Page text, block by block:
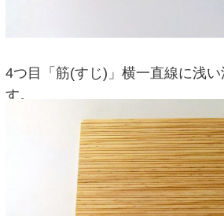
4つ目「筋(すじ)」横一直線に浅い
す。